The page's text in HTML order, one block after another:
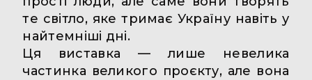
те світло, яке тримає Україну навіть у
найтемніші дні.
Ця виставка — лише невелика
частинка великого проєкту, але вона